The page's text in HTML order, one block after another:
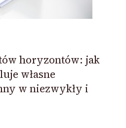
horyzontów: jak
własne
w niezwykły i